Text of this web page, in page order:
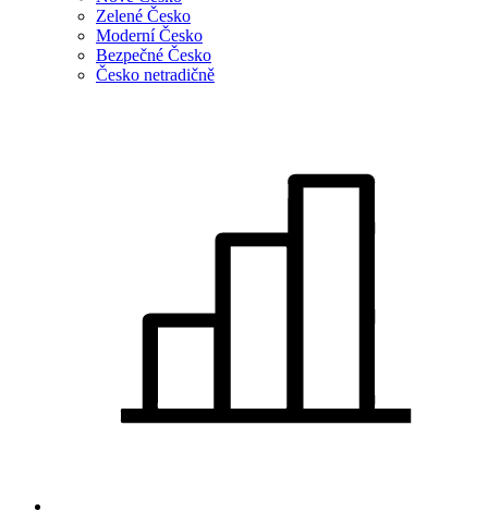
Zelené Česko
Moderní Česko
Bezpečné Česko
Česko netradičně